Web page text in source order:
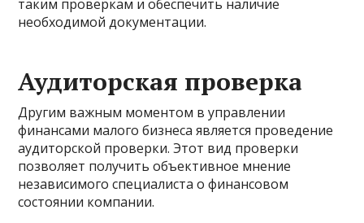
таким проверкам и обеспечить наличие
необходимой документации.
Аудиторская проверка
Другим важным моментом в управлении
финансами малого бизнеса является проведение
аудиторской проверки. Этот вид проверки
позволяет получить объективное мнение
независимого специалиста о финансовом
состоянии компании.